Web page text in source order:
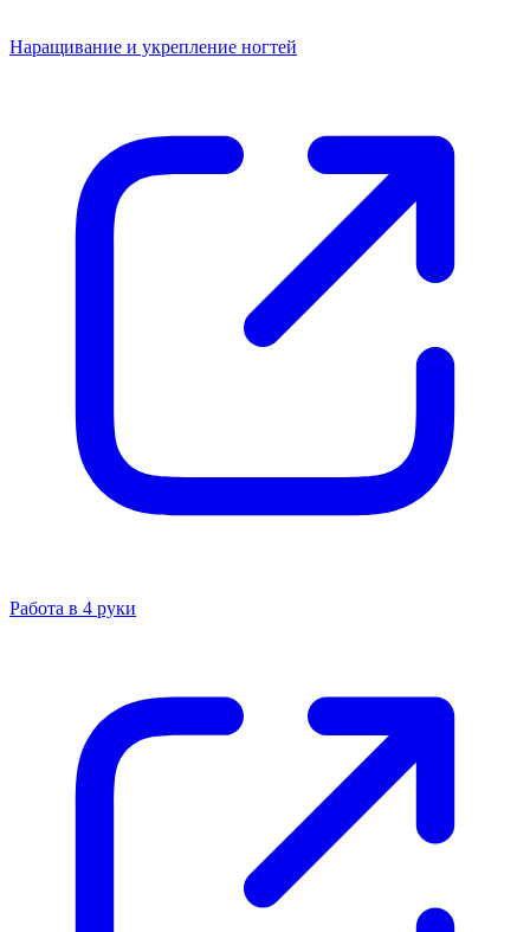
Наращивание и укрепление ногтей
Работа в 4 руки